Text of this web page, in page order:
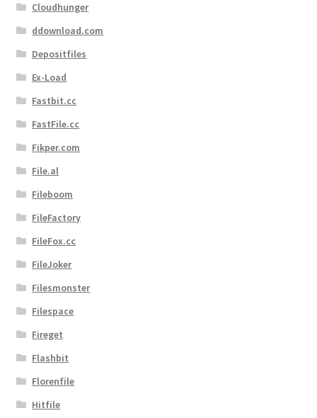
Cloudhunger
ddownload.com
Depositfiles
Ex-Load
Fastbit.cc
FastFile.cc
Fikper.com
File.al
Fileboom
FileFactory
FileFox.cc
FileJoker
Filesmonster
Filespace
Fireget
Flashbit
Florenfile
Hitfile